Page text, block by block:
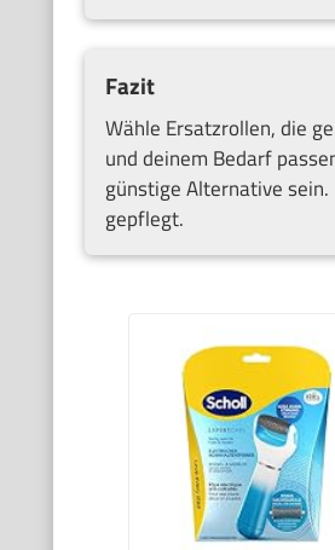
Fazit
Wähle Ersatzrollen, die
und deinem Bedarf
günstige Alternative
gepflegt.